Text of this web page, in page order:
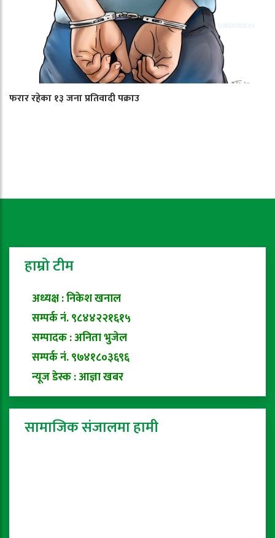
फरार रहेका १३ जना प्रतिवादी पक्राउ
हाम्रो टीम
अध्यक्ष : निकेश खनाल
सम्पर्क नं. ९८४४२२१६१५
सम्पादक : अनिता भुजेल
सम्पर्क नं. ९७४१८०३६९६
न्यूज डेस्क : आज्ञा खबर
सामाजिक संजालमा हामी